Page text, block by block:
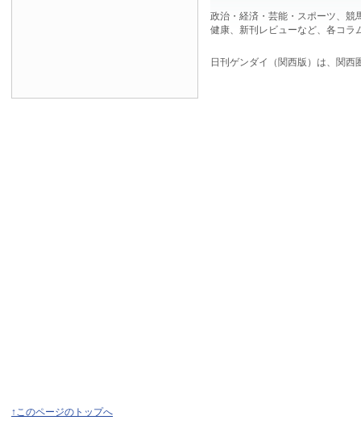
政治・経済・芸能・スポーツ、競
健康、新刊レビューなど、各コラ
日刊ゲンダイ（関西版）は、関
↑このページのトップへ